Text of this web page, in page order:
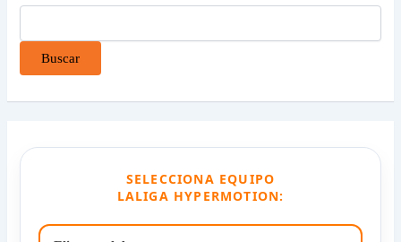
Buscar
SELECCIONA EQUIPO
LALIGA HYPERMOTION: